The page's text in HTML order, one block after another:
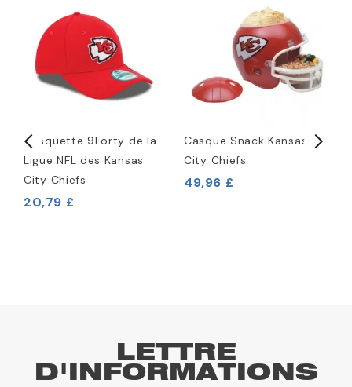
Casquette 9Forty de la
Ligue NFL des Kansas
City Chiefs
20,79 £
Casque Snack Kansas
City Chiefs
49,96 £
LETTRE
D'INFORMATIONS